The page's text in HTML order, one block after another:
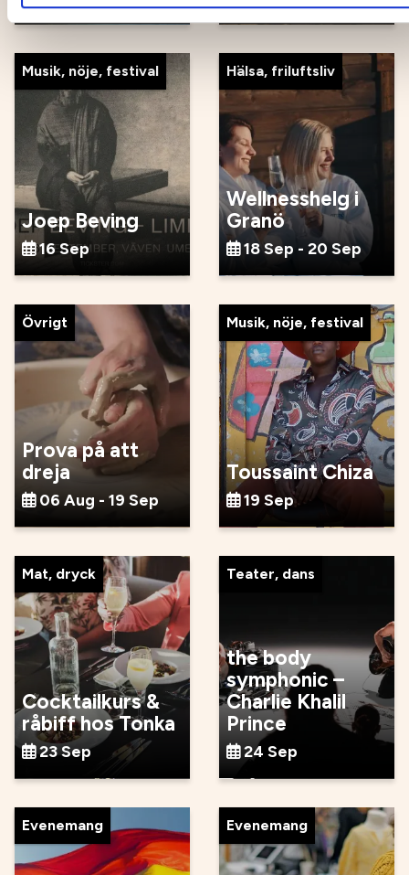
Musik, nöje, festival
Joep Beving
16 Sep
Hälsa, friluftsliv
Wellnesshelg i
Granö
18 Sep - 20 Sep
Övrigt
Prova på att
dreja
06 Aug - 19 Sep
Musik, nöje, festival
Toussaint Chiza
19 Sep
Mat, dryck
Cocktailkurs &
råbiff hos Tonka
23 Sep
Teater, dans
the body
symphonic –
Charlie Khalil
Prince
24 Sep
Evenemang Evenemang